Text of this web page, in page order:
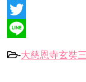
Facebook
Twitter
Line
-大慈恩寺玄奘